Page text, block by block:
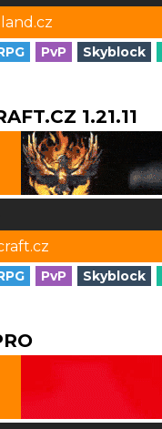
PvP Skyblock
1.21.11
PvP Skyblock